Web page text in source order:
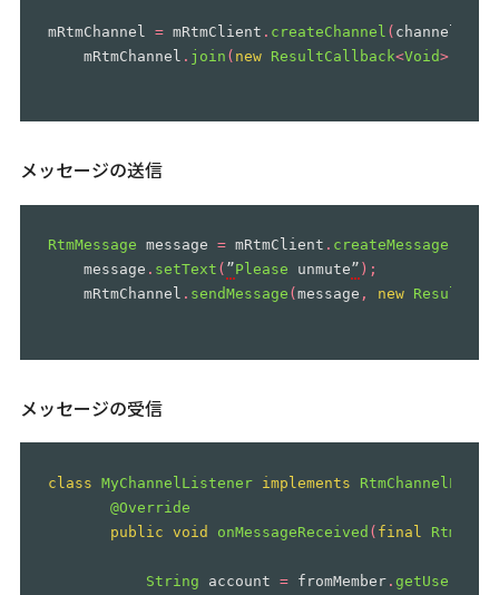
mRtmChannel = mRtmClient . createChannel ( channel
mRtmChannel . join ( new ResultCallback<Void>()
メッセージの送信
RtmMessage message = mRtmClient . createMessage
message . setText ( ”Please unmute” );
mRtmChannel . sendMessage (message , new
メッセージの受信
class MyChannelListener implements
@Override
public
void onMessageReceived ( final
String account = fromMember .getUserId